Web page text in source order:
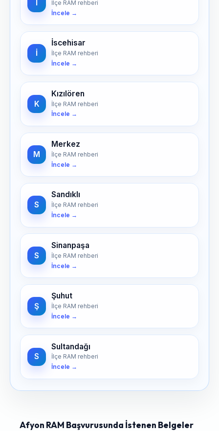
İlçe RAM rehberi
İncele →
İ
İscehisar
İlçe RAM rehberi
İncele →
K
Kızılören
İlçe RAM rehberi
İncele →
M
Merkez
İlçe RAM rehberi
İncele →
S
Sandıklı
İlçe RAM rehberi
İncele →
S
Sinanpaşa
İlçe RAM rehberi
İncele →
Ş
Şuhut
İlçe RAM rehberi
İncele →
S
Sultandağı
İlçe RAM rehberi
İncele →
Afyon RAM Başvurusunda İstenen Belgeler